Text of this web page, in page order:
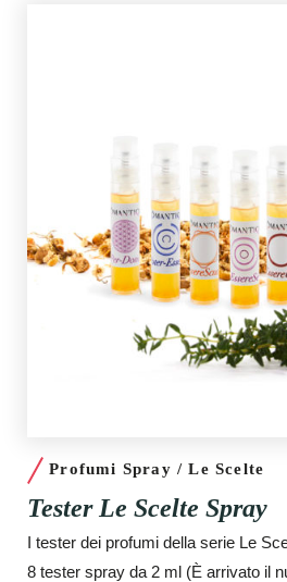
Profumi Spray / Le Scelte
Tester Le Scelte Spray
I tester dei profumi della serie Le
8 tester spray da 2 ml (È arrivato il